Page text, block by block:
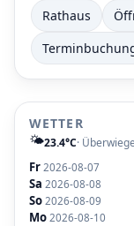
Rathaus
WETTER
🌤️23.4°C·
Fr 2026-08-07
Sa 2026-08-08
So 2026-08-09
Mo 2026-08-10